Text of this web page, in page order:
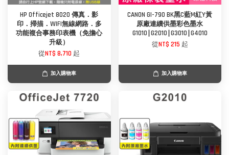
HP Officejet 8020 傳真．影
印．掃描．WIFI無線網路．多
功能複合事務印表機（免擔心
升級）
從NT$ 8,710 起
加入購物車
CANON GI-790 BK黑C藍M紅Y黃
原廠連續供墨彩色墨水
G1010∣G2010∣G3010∣G4010
從NT$ 215 起
加入購物車